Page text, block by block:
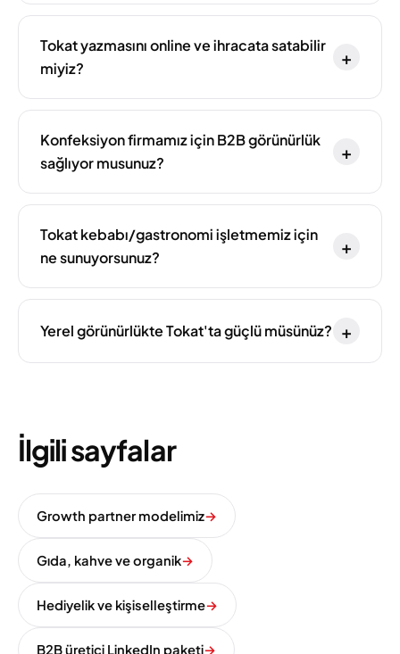
Tokat yazmasını online ve ihracata satabilir
miyiz?
+
Konfeksiyon firmamız için B2B görünürlük
sağlıyor musunuz?
+
Tokat kebabı/gastronomi işletmemiz için
ne sunuyorsunuz?
+
Yerel görünürlükte Tokat'ta güçlü müsünüz? +
İlgili sayfalar
Growth partner modelimiz→
Gıda, kahve ve organik→
Hediyelik ve kişiselleştirme→
B2B üretici LinkedIn paketi→